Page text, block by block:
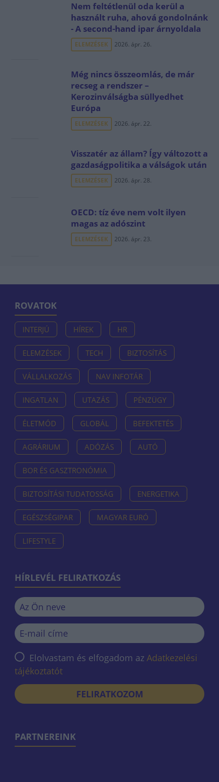
Nem feltétlenül oda kerül a
használt ruha, ahová gondolnánk
- A second-hand ipar árnyoldala
ELEMZÉSEK 2026. ápr. 26.
Még nincs összeomlás, de már
recseg a rendszer –
Kerozinválságba süllyedhet
Európa
ELEMZÉSEK 2026. ápr. 22.
Visszatér az állam? Így változott a
gazdaságpolitika a válságok után
ELEMZÉSEK 2026. ápr. 28.
OECD: tíz éve nem volt ilyen
magas az adószint
ELEMZÉSEK 2026. ápr. 23.
ROVATOK
INTERJÚ HÍREK HR
ELEMZÉSEK TECH BIZTOSÍTÁS
VÁLLALKOZÁS NAV INFOTÁR
INGATLAN UTAZÁS PÉNZÜGY
ÉLETMÓD GLOBÁL BEFEKTETÉS
AGRÁRIUM ADÓZÁS AUTÓ
BOR ÉS GASZTRONÓMIA
BIZTOSÍTÁSI TUDATOSSÁG ENERGETIKA
EGÉSZSÉGIPAR MAGYAR EURÓ
LIFESTYLE
HÍRLEVÉL FELIRATKOZÁS
Elolvastam és elfogadom az Adatkezelési
tájékoztatót
FELIRATKOZOM
PARTNEREINK